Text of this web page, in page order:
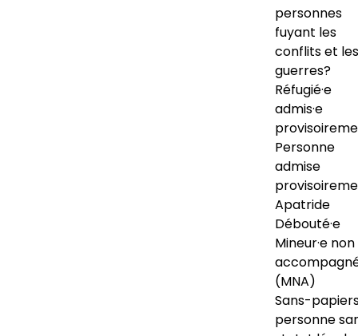
personnes
fuyant les
conflits et les
guerres?
Réfugié·e
admis·e
Personne
admise
Apatride
Débouté·e
Mineur·e non
(MNA)
Sans-
personne